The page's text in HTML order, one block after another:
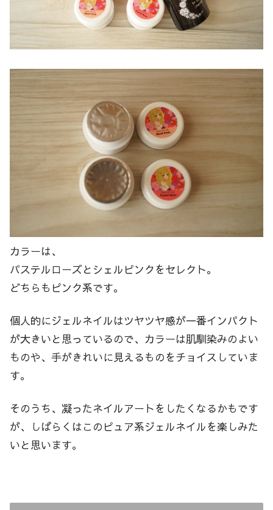
カラーは、
パステルローズとシェルピンクをセレクト。
どちらもピンク系です。
個人的にジェルネイルはツヤツヤ感が一番インパクト
が大きいと思っているので、カラーは肌馴染みのよい
ものや、手がきれいに見えるものをチョイスしていま
す。
そのうち、凝ったネイルアートをしたくなるかもです
が、しばらくはこのピュア系ジェルネイルを楽しみた
いと思います。